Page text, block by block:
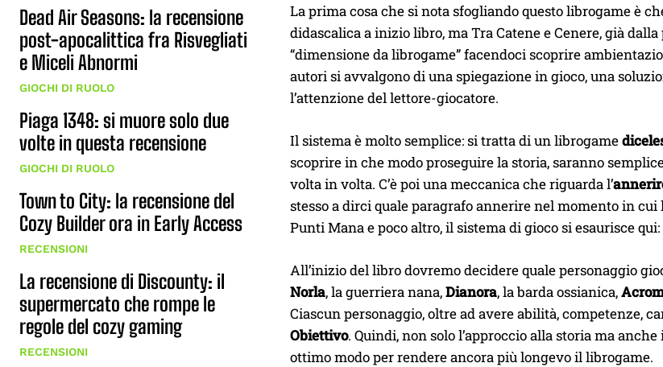
Dead Air Seasons: la recensione
post-apocalittica fra Risvegliati
e Miceli Abnormi
GIOCHI DI RUOLO
Piaga 1348: si muore solo due
volte in questa recensione
GIOCHI DI RUOLO
Town to City: la recensione del
Cozy Builder ora in Early Access
RECENSIONI
La recensione di Discounty: il
supermercato che rompe le
regole del cozy gaming
RECENSIONI
La prima cosa che si nota sfogliando questo librogame è
didascalica a inizio libro, ma Tra Catene e Cenere, già
“dimensione da librogame” facendoci scoprire
autori si avvalgono di una spiegazione in gioco, una
l’attenzione del lettore-giocatore.
Il sistema è molto semplice: si tratta di un librogame
scoprire in che modo proseguire la storia, saranno
volta in volta. C’è poi una meccanica che riguarda l’
stesso a dirci quale paragrafo annerire nel momento in
Punti Mana e poco altro, il sistema di gioco si esaurisce
All’inizio del libro dovremo decidere quale personaggio
Norla, la guerriera nana,Dianora, la barda ossianica,
Ciascun personaggio, oltre ad avere abilità, competenze,
Obiettivo. Quindi, non solo l’approccio alla storia ma
ottimo modo per rendere ancora più longevo il librogame.